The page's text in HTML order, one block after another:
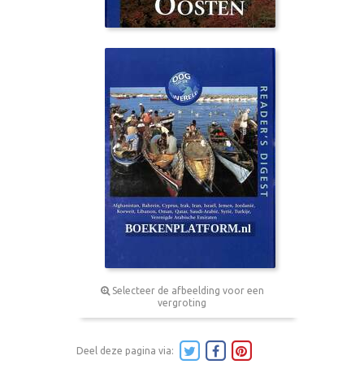
Selecteer de afbeelding voor een
vergroting
Deel deze pagina via: